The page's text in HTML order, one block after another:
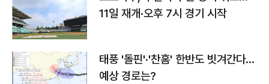
11일 재개·오후 7시 경기 시작
태풍 '돌핀'·'찬홈' 한반도 빗겨간다…
예상 경로는?